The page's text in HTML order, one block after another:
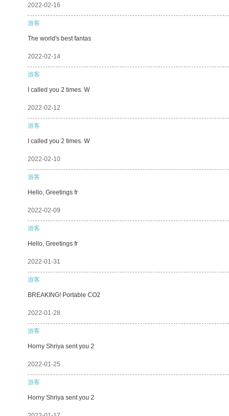
2022-02-16
游客
The world's best fantas
2022-02-14
游客
I called you 2 times. W
2022-02-12
游客
I called you 2 times. W
2022-02-10
游客
Hello, Greetings fr
2022-02-09
游客
Hello, Greetings fr
2022-01-31
游客
BREAKING! Portable CO2
2022-01-28
游客
Horny Shriya sent you 2
2022-01-25
游客
Horny Shriya sent you 2